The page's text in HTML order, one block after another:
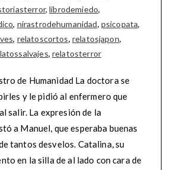
,librodemiedo,
, nirastrodehumanidad, psicopata,
, relatoscortos, relatosjapon,
, relatosterror
de Humanidad La doctora se
y le pidió al enfermero que
salir. La expresión de la
a Manuel, que esperaba buenas
tantos desvelos. Catalina, su
en la silla de al lado con cara de